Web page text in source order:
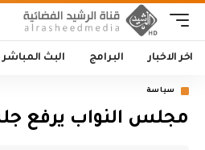
اخر الاخبار البرامج البث المباشر
سياسة
مجلس النواب يرفع